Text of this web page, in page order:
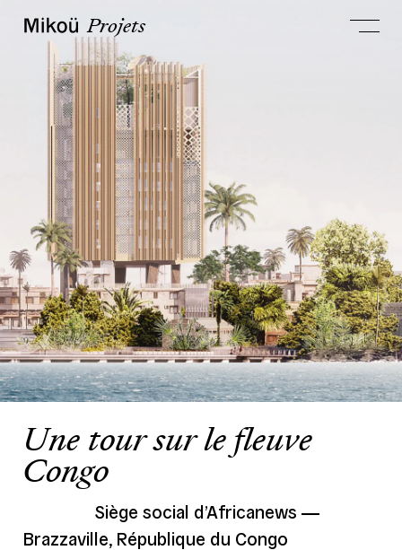
Projets
Siège social d’Africanews
Brazzaville, République du Congo
Une tour sur le fleuve
Congo